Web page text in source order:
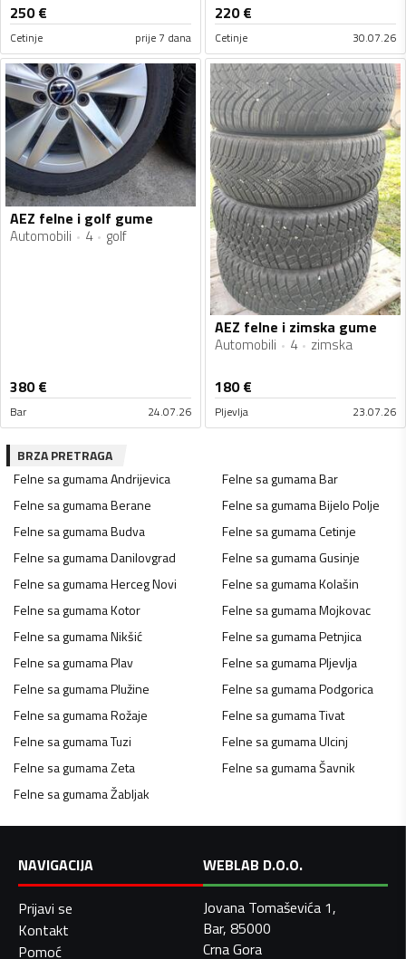
250€
Cetinje prije 7 dana
220€
Cetinje 30.07.26
AEZ felne i golf gume
Automobili 4 golf
380€
Bar 24.07.26
AEZ felne i zimska gume
Automobili 4 zimska
180€
Pljevlja 23.07.26
BRZA PRETRAGA
Felne sa gumamaAndrijevica Felne sa gumamaBar
Felne sa gumamaBerane Felne sa gumamaBijelo Polje
Felne sa gumamaBudva Felne sa gumamaCetinje
Felne sa gumamaDanilovgrad Felne sa gumamaGusinje
Felne sa gumamaHerceg Novi Felne sa gumamaKolašin
Felne sa gumamaKotor Felne sa gumamaMojkovac
Felne sa gumamaNikšić Felne sa gumamaPetnjica
Felne sa gumamaPlav Felne sa gumamaPljevlja
Felne sa gumamaPlužine Felne sa gumamaPodgorica
Felne sa gumamaRožaje Felne sa gumamaTivat
Felne sa gumamaTuzi Felne sa gumamaUlcinj
Felne sa gumamaZeta Felne sa gumamaŠavnik
Felne sa gumamaŽabljak
NAVIGACIJA
Prijavi se
Kontakt
Pomoć
WEBLAB D.O.O.
Jovana Tomaševića 1,
Bar, 85000
Crna Gora